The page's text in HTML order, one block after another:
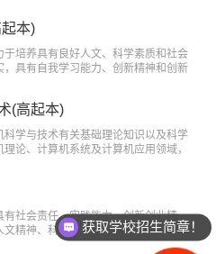
的高素质应用型人才。
本)
于培养具有良好人文、科学素质和社会
，具有自我学习能力、创新精神和创新
工作，具备“综合素质＋一技之长”的
(高起本)
科学与技术有关基础理论知识以及科学
论、计算机系统及计算机应用领域，
程技术人才。
社会责任、实践能力、创新创业精
文精神、科学素养和诚信品质，具备会
等方面的知识和能力，掌握现代会计管
获取学校招生简章！